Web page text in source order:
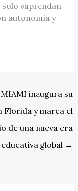
solo «aprendan
autonomía y
inaugura su
Florida y marca el
de una nueva era
educativa global →